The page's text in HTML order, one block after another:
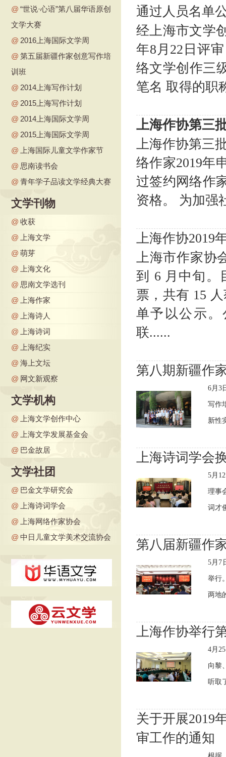
@ “世说·心语”第八届华语原创
文学大赛
@ 2016上海国际文学周
@ 第五届新疆作家创意写作培
训班
@ 2014上海写作计划
@ 2015上海写作计划
@ 2014上海国际文学周
@ 2015上海国际文学周
@
上海国际儿童文学作家节
@ 思南读书会
@ 青年学子品读文学经典大赛
文学刊物
@ 收获
@
上海文学
@ 萌芽
@
上海文化
@ 思南文学选刊
@
上海作家
@
上海诗人
@
上海诗词
@
上海纪实
@ 海上文坛
@ 网文新观察
文学机构
@
上海文学创作中心
@
上海文学发展基金会
@ 巴金故居
文学社团
@ 巴金文学研究会
@
上海诗词学会
@
上海网络作家协会
@ 中日儿童文学美术交流协会
通过人员名单
经上海市文学
年8月22日评
络文学创作三
笔名 取得的职
上海作协第三
上海作协第三
络作家2019年
过签约网络作
资格。 为加强
上海作协2019
上海市作家协
到 6 月中旬。
票，共有 15
单予以公示
联......
第八期新疆作
6月3
写作
新性
上海诗词学会
5月
理事
词才
第八届新疆作
5月7
举行
两地
上海作协举行
4月
向黎
听取
关于开展2019
审工作的通知